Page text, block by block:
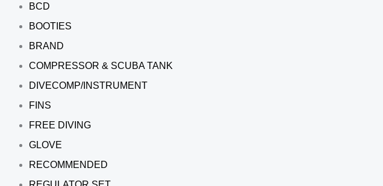
BCD
BOOTIES
BRAND
COMPRESSOR & SCUBA TANK
DIVECOMP/INSTRUMENT
FINS
FREE DIVING
GLOVE
RECOMMENDED